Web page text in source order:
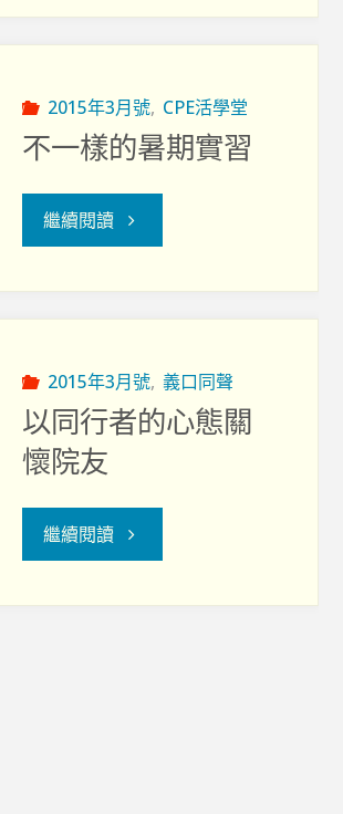
外"
2015年3月號, CPE活學堂
不一樣的暑期實習
繼續閱讀"不
的
暑
實
2015年3月號, 義口同聲
以同行者的心態關
懷院友
繼續閱讀"以